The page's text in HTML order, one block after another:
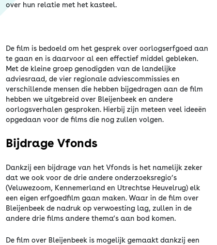
over hun relatie met het kasteel.
De film is bedoeld om het gesprek over oorlogserfgoed aan
te gaan en is daarvoor al een effectief middel gebleken.
Met de kleine groep genodigden van de landelijke
adviesraad, de vier regionale adviescommissies en
verschillende mensen die hebben bijgedragen aan de film
hebben we uitgebreid over Bleijenbeek en andere
oorlogsverhalen gesproken. Hierbij zijn meteen veel ideeën
opgedaan voor de films die nog zullen volgen.
Bijdrage Vfonds
Dankzij een bijdrage van het Vfonds is het namelijk zeker
dat we ook voor de drie andere onderzoeksregio’s
(Veluwezoom, Kennemerland en Utrechtse Heuvelrug) elk
een eigen erfgoedfilm gaan maken. Waar in de film over
Bleijenbeek de nadruk op verwoesting lag, zullen in de
andere drie films andere thema’s aan bod komen.
De film over Bleijenbeek is mogelijk gemaakt dankzij een